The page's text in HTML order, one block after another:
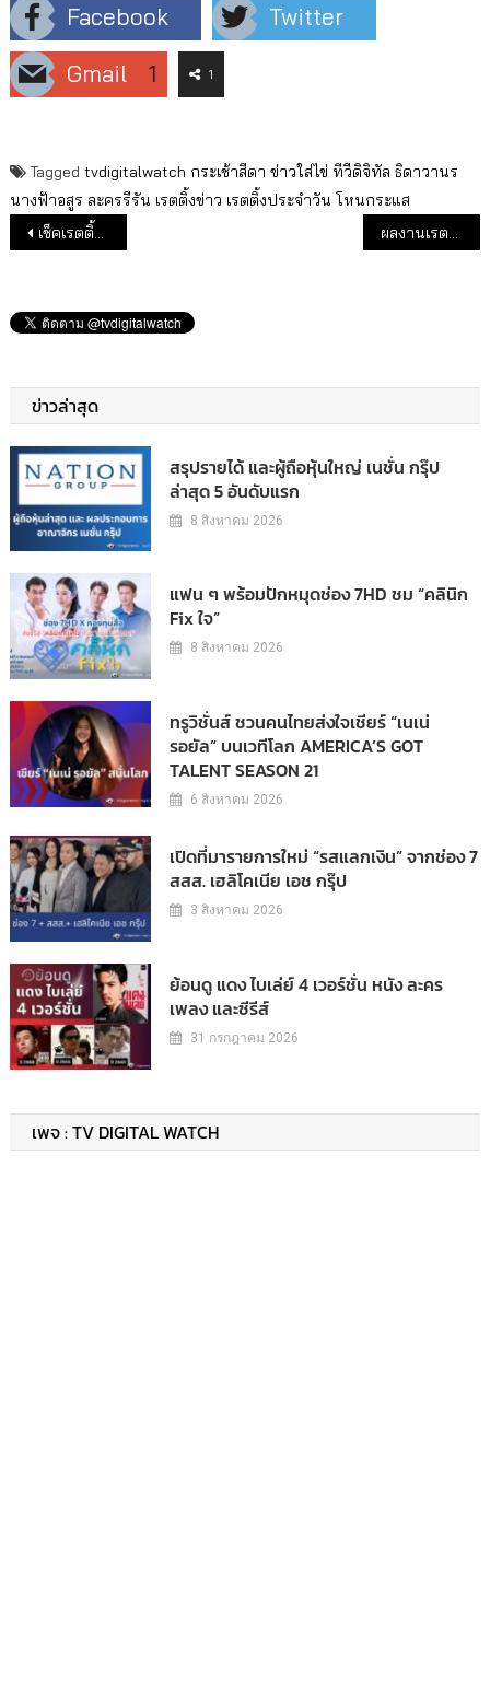
Facebook
Twitter
Gmail
1 1
Tagged tvdigitalwatch กระเช้าสีดา ข่าวใส่ไข่ ทีวีดิจิทัล ธิดาวานร
นางฟ้าอสูร ละครรีรัน เรตติ้งข่าว เรตติ้งประจำวัน โหนกระแส
แนะแนวเรื่อง
เช็คเรตติ้งรายการเด่นทีวีดิจิทัล 19 ต.ค.64
ข่าวล่าสุด
สรุปรายได้ และผู้ถือหุ้นใหญ่ เนชั่น กรุ๊ป
ล่าสุด 5 อันดับแรก
8 สิงหาคม 2026
แฟน ๆ พร้อมปักหมุดช่อง 7HD ชม “คลินิก
Fix ใจ”
8 สิงหาคม 2026
ทรูวิชั่นส์ ชวนคนไทยส่งใจเชียร์ “เนเน่
รอยัล” บนเวทีโลก AMERICA’S GOT
TALENT SEASON 21
6 สิงหาคม 2026
เปิดที่มารายการใหม่ “รสแลกเงิน” จากช่อง 7
สสส. เฮลิโคเนีย เอช กรุ๊ป
3 สิงหาคม 2026
ย้อนดู แดง ไบเล่ย์ 4 เวอร์ชั่น หนัง ละคร
เพลง และซีรีส์
31 กรกฎาคม 2026
เพจ : TV DIGITAL WATCH